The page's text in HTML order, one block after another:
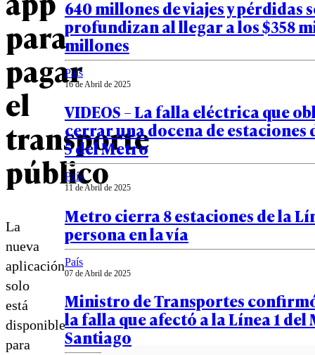
para
pagar
el
transporte
público
La
nueva
aplicación
solo
está
disponible
para
640 millones de viajes y pérdidas
profundizan al llegar a los $358
millones
País
16 de Abril de 2025
VIDEOS – La falla eléctrica que
cerrar una docena de estaciones
5 del Metro
País
11 de Abril de 2025
Metro cierra 8 estaciones de la
persona en la vía
País
07 de Abril de 2025
Ministro de Transportes
la falla que afectó a la Línea 1 del
Santiago